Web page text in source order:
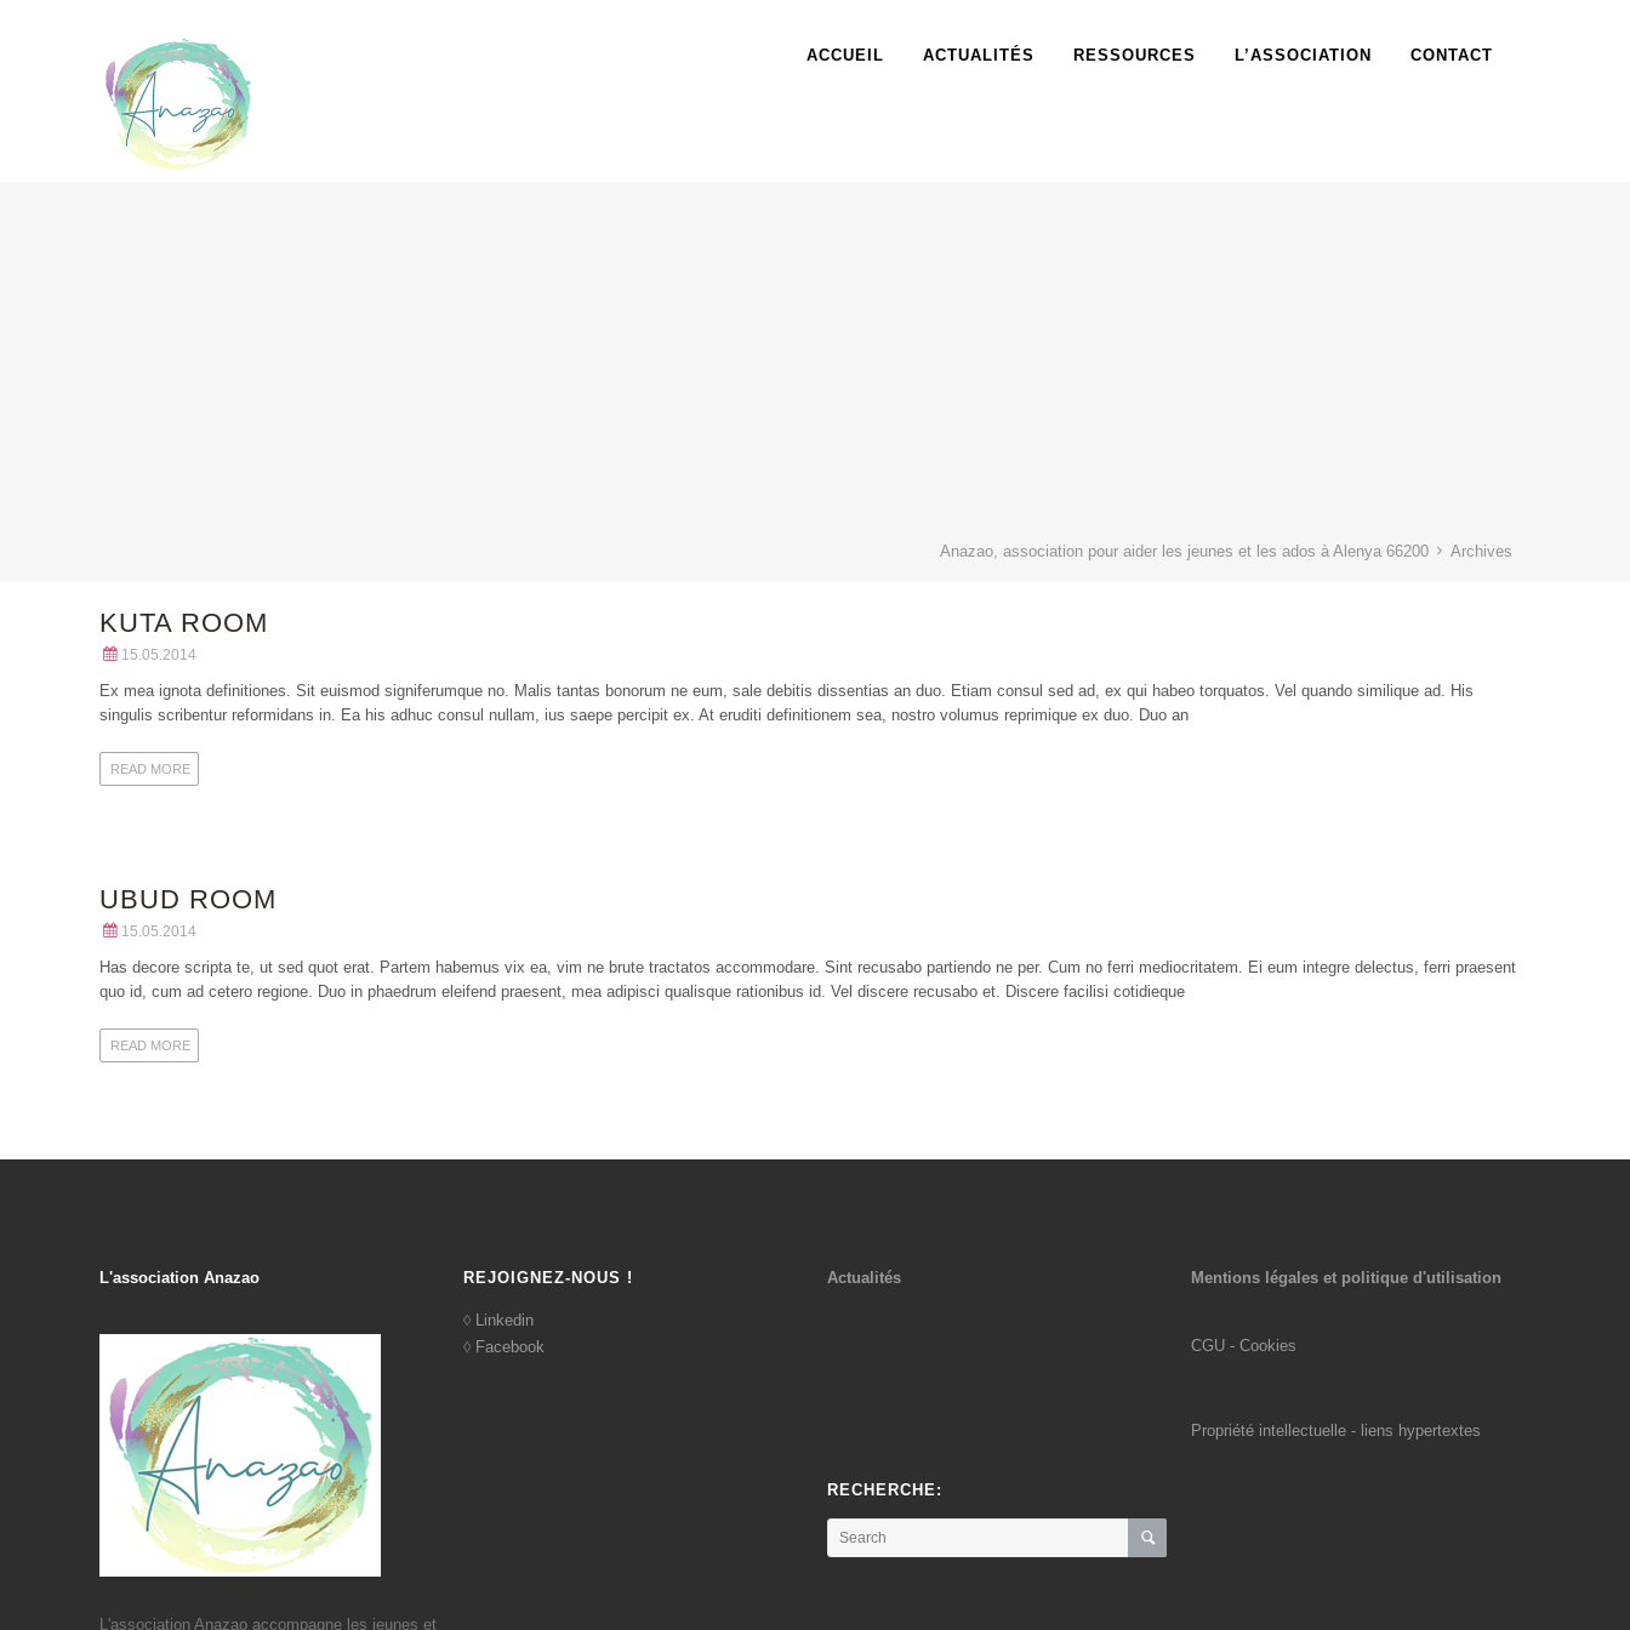
ACCUEIL ACTUALITÉS RESSOURCES L’ASSOCIATION CONTACT
Anazao, association pour aider les jeunes et les ados à Alenya 66200 Archives
KUTA ROOM
15.05.2014
Ex mea ignota definitiones. Sit euismod signiferumque no. Malis tantas bonorum ne eum, sale debitis dissentias an duo. Etiam consul sed ad, ex qui habeo torquatos. Vel quando similique ad. His
singulis scribentur reformidans in. Ea his adhuc consul nullam, ius saepe percipit ex. At eruditi definitionem sea, nostro volumus reprimique ex duo. Duo an
READ MORE
UBUD ROOM
15.05.2014
Has decore scripta te, ut sed quot erat. Partem habemus vix ea, vim ne brute tractatos accommodare. Sint recusabo partiendo ne per. Cum no ferri mediocritatem. Ei eum integre delectus, ferri praesent
quo id, cum ad cetero regione. Duo in phaedrum eleifend praesent, mea adipisci qualisque rationibus id. Vel discere recusabo et. Discere facilisi cotidieque
READ MORE
L'association Anazao
L'association Anazao accompagne les jeunes et
REJOIGNEZ-NOUS !
Linkedin
Facebook
Actualités
RECHERCHE:
Mentions légales et politique d'utilisation
CGU - Cookies
Propriété intellectuelle - liens hypertextes